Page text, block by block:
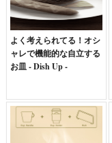
よく考えられてる！オシ
ャレで機能的な自立する
お皿 - Dish Up -